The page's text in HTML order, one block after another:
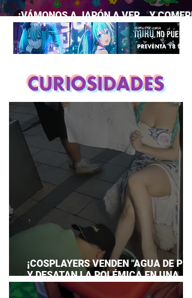
¡VÁMONOS A JAPÓN A VER… Y
LA PELÍCULA DE MARIO GALAXY!
CURIOSIDADES
¡COSPLAYERS VENDEN "AGUA DE
Y DESATAN LA POLÉMICA EN UNA
CONVENCIÓN DE ANIME!